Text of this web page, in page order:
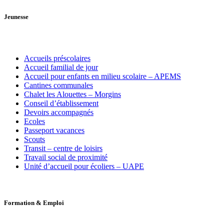
Jeunesse
Accueils préscolaires
Accueil familial de jour
Accueil pour enfants en milieu scolaire – APEMS
Cantines communales
Chalet les Alouettes – Morgins
Conseil d’établissement
Devoirs accompagnés
Ecoles
Passeport vacances
Scouts
Transit – centre de loisirs
Travail social de proximité
Unité d’accueil pour écoliers – UAPE
Formation & Emploi